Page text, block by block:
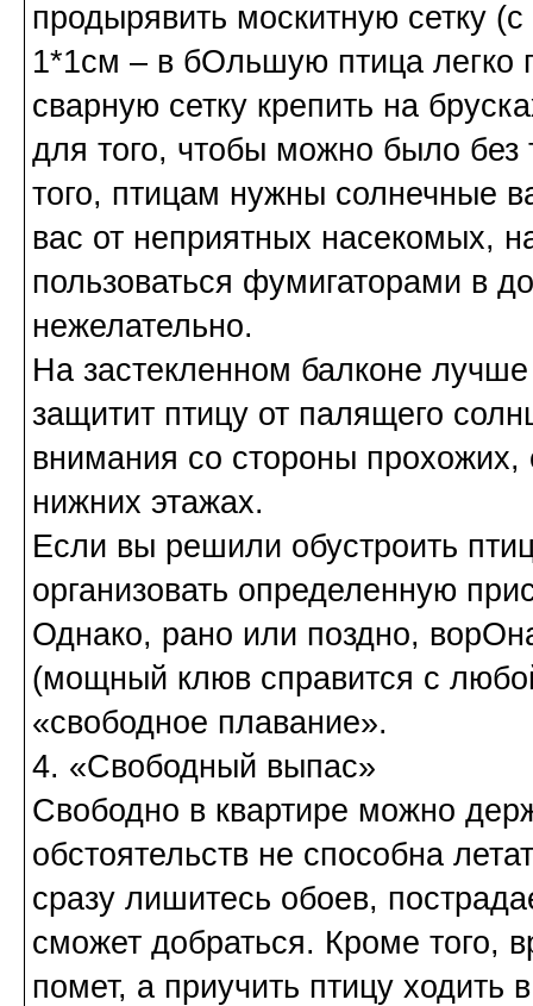
продырявить москитную сетку
1*1см – в бОльшую птица легко
сварную сетку крепить на
для того, чтобы можно было
того, птицам нужны солнечные
вас от неприятных насекомых,
пользоваться фумигаторами в
нежелательно.
На застекленном балконе
защитит птицу от палящего
внимания со стороны
нижних этажах.
Если вы решили обустроить
организовать определенную
Однако, рано или поздно,
(мощный клюв справится с
«свободное плавание».
4. «Свободный выпас»
Свободно в квартире можно
обстоятельств не способна
сразу лишитесь обоев,
сможет добраться. Кроме того,
помет, а приучить птицу ходить